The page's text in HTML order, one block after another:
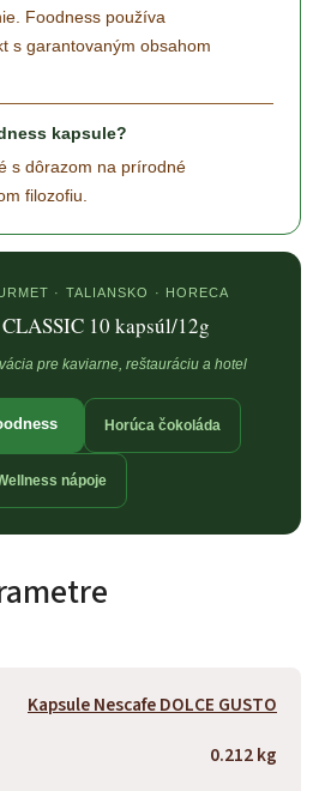
Foodness používa
s garantovaným obsahom
kapsule?
s dôrazom na prírodné
filozofiu.
· TALIANSKO · HORECA
10 kapsúl/12g
pre kaviarne, reštauráciu a hotel
Horúca čokoláda
nápoje
Kapsule Nescafe DOLCE GUSTO
0.212 kg